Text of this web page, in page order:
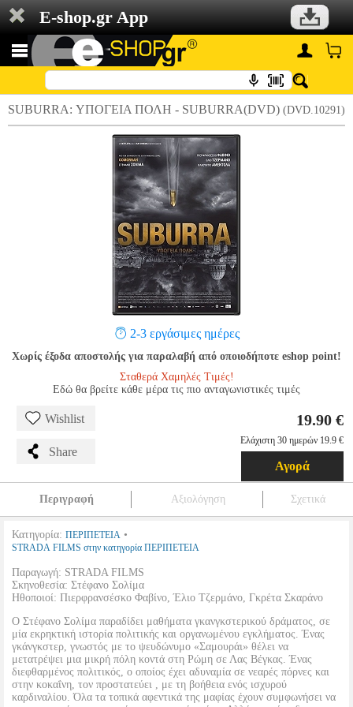
E-shop.gr App
SUBURRA: ΥΠΟΓΕΙΑ ΠΟΛΗ - SUBURRA(DVD) (DVD.10291)
2-3 εργάσιμες ημέρες
Χωρίς έξοδα αποστολής για παραλαβή από οποιοδήποτε eshop point!
Σταθερά Χαμηλές Τιμές!
Εδώ θα βρείτε κάθε μέρα τις πιο ανταγωνιστικές τιμές
Wishlist
Share
19.90 €
Ελάχιστη 30 ημερών 19.9 €
Αγορά
Περιγραφή Αξιολόγηση Σχετικά
Κατηγορία: ΠΕΡΙΠΕΤΕΙΑ •
STRADA FILMS στην κατηγορία ΠΕΡΙΠΕΤΕΙΑ
Παραγωγή: STRADA FILMS
Σκηνοθεσία: Στέφανο Σολίμα
Ηθοποιοί: Πιερφρανσέσκο Φαβίνο, Έλιο Τζερμάνο, Γκρέτα Σκαράνο
Ο Στέφανο Σολίμα παραδίδει μαθήματα γκανγκστερικού δράματος, σε
μία εκρηκτική ιστορία πολιτικής και οργανωμένου εγκλήματος. Ένας
γκάνγκστερ, γνωστός με το ψευδώνυμο «Σαμουράι» θέλει να
μετατρέψει μια μικρή πόλη κοντά στη Ρώμη σε Λας Βέγκας. Ένας
διεφθαρμένος πολιτικός, ο οποίος έχει αδυναμία σε νεαρές πόρνες και
στην κοκαΐνη, τον προστατεύει , με τη βοήθεια ενός ισχυρού
καρδιναλίου. Όλα τα τοπικά αφεντικά της μαφίας έχουν συμφωνήσει να